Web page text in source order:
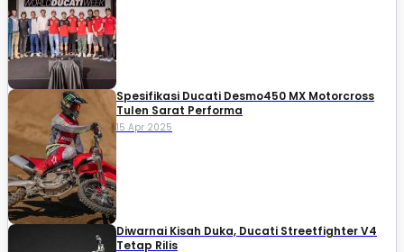
Spesifikasi Ducati Desmo450 MX Motorcross
Tulen Sarat Performa
15 Apr 2025
Diwarnai Kisah Duka, Ducati Streetfighter V4
Tetap Rilis